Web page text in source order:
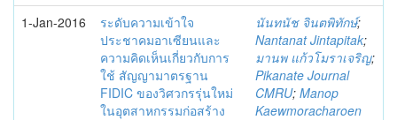
1-Jan-2016
ระดับความเข้าใจ
ประชาคมอาเซียนและ
ความคิดเห็นเกี่ยวกับการ
ใช้ สัญญามาตรฐาน
FIDIC ของวิศวกรรุ่นใหม่
ในอุตสาหกรรมก่อสร้าง
นันทนัช จินตพิทักษ์;
Nantanat Jintapitak;
มานพ แก้วโมราเจริญ;
Pikanate Journal
CMRU; Manop
Kaewmoracharoen